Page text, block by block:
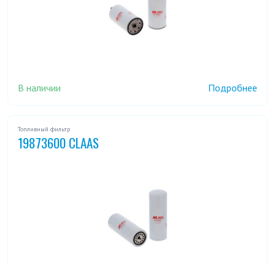
В наличии Подробнее
Топливный фильтр
19873600 CLAAS